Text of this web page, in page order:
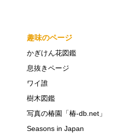
趣味のページ
かぎけん花図鑑
息抜きページ
ワイ誰
樹木図鑑
写真の椿園「椿-db.net」
Seasons in Japan